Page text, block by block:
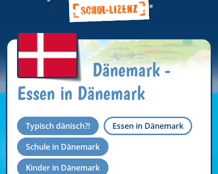
Dänemark -
Essen in Dänemark
Typisch dänisch?!
Essen in Dänemark
Schule in Dänemark
Kinder in Dänemark